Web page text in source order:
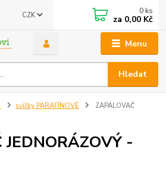
Menu
CZK
Hledat
0 ks
za 0,00 Kč
svíčky PARAFÍNOVÉ
ZAPALOVAČ
-